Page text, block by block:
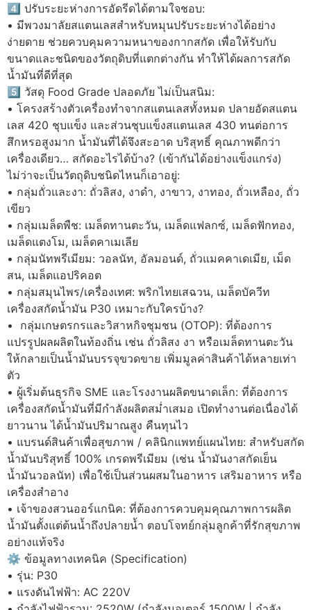
4️⃣ ปรับระยะห่างการอัดรีดได้ตามใจชอบ:
• มีพวงมาลัยสแตนเลสสำหรับหมุนปรับระยะห่างได้อย่าง
ง่ายดาย ช่วยควบคุมความหนาของกากสกัด เพื่อให้รับกับ
ขนาดและชนิดของวัตถุดิบที่แตกต่างกัน ทำให้ได้ผลการสกัด
น้ำมันที่ดีที่สุด
5️⃣ วัสดุ Food Grade ปลอดภัย ไม่เป็นสนิม:
• โครงสร้างตัวเครื่องทำจากสแตนเลสทั้งหมด ปลายอัดสแตน
เลส 420 ชุบแข็ง และส่วนชุบแข็งสแตนเลส 430 ทนต่อการ
สึกหรอสูงมาก น้ำมันที่ได้จึงสะอาด บริสุทธิ์ คุณภาพดีกว่า
เครื่องเดียว… สกัดอะไรได้บ้าง? (เข้ากันได้อย่างแข็งแกร่ง)
ไม่ว่าจะเป็นวัตถุดิบชนิดไหนก็เอาอยู่:
• กลุ่มถั่วและงา: ถั่วลิสง, งาดำ, งาขาว, งาทอง, ถั่วเหลือง, ถั่ว
เขียว
• กลุ่มเมล็ดพืช: เมล็ดทานตะวัน, เมล็ดแฟลกซ์, เมล็ดฟักทอง,
เมล็ดแตงโม, เมล็ดคาเมเลีย
• กลุ่มนัทพรีเมียม: วอลนัท, อัลมอนด์, ถั่วแมคคาเดเมีย, เม็ด
สน, เมล็ดแอปริคอต
• กลุ่มสมุนไพร/เครื่องเทศ: พริกไทยเสฉวน, เมล็ดบัควีท
เครื่องสกัดน้ำมัน P30 เหมาะกับใครบ้าง?
• ‍ กลุ่มเกษตรกรและวิสาหกิจชุมชน (OTOP): ที่ต้องการ
แปรรูปผลผลิตในท้องถิ่น เช่น ถั่วลิสง งา หรือเมล็ดทานตะวัน
ให้กลายเป็นน้ำมันบรรจุขวดขาย เพิ่มมูลค่าสินค้าได้หลายเท่า
ตัว
• ผู้เริ่มต้นธุรกิจ SME และโรงงานผลิตขนาดเล็ก: ที่ต้องการ
เครื่องสกัดน้ำมันที่มีกำลังผลิตสม่ำเสมอ เปิดทำงานต่อเนื่องได้
ยาวนาน ได้น้ำมันปริมาณสูง คืนทุนไว
• แบรนด์สินค้าเพื่อสุขภาพ / คลินิกแพทย์แผนไทย: สำหรับสกัด
น้ำมันบริสุทธิ์ 100% เกรดพรีเมียม (เช่น น้ำมันงาสกัดเย็น
น้ำมันวอลนัท) เพื่อใช้เป็นส่วนผสมในอาหาร เสริมอาหาร หรือ
เครื่องสำอาง
• เจ้าของสวนออร์แกนิค: ที่ต้องการควบคุมคุณภาพการผลิต
น้ำมันตั้งแต่ต้นน้ำถึงปลายน้ำ ตอบโจทย์กลุ่มลูกค้าที่รักสุขภาพ
อย่างแท้จริง
⚙️ ข้อมูลทางเทคนิค (Specification)
• รุ่น: P30
• แรงดันไฟฟ้า: AC 220V